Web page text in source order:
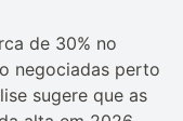
de 30% no
negociadas perto
sugere que as